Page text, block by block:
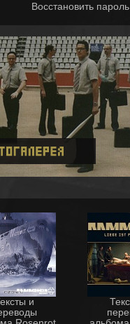
Восстановить пароль
и